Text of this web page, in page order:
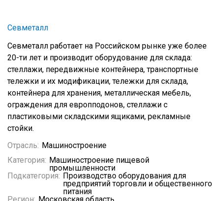
Севметалл
Севметалл работает на Российском рынке уже более
20-ти лет и производит оборудование для склада:
стеллажи, передвижные контейнера, транспортные
тележки и их модификации, тележки для склада,
контейнера для хранения, металлическая мебель,
ограждения для европподонов, стеллажи с
пластиковыми складскими ящиками, рекламные
стойки.
Отрасль: Машиностроение
Категория: Машиностроение пищевой
промышленности
Подкатегория: Производство оборудования для
предприятий торговли и общественного
питания